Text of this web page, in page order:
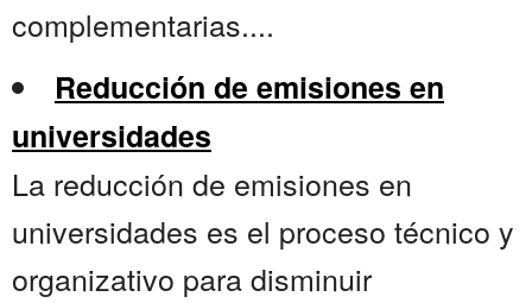
complementarias....
Reducción de emisiones en
universidades
La reducción de emisiones en
universidades es el proceso técnico y
organizativo para disminuir